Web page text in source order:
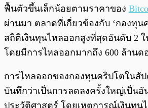
ฟื้นตัวขึ้นเล็กน้อยตามราคาของ
ผ่านมา ตลาดที่เกี่ยวข้องกับ ‘กองทุน
สถิติเงินทุนไหลออกสูงที่สุดอันดับ 2
โดยมีการไหลออกมากถึง 600 ล้านด
การไหลออกของกองทุนคริปโตในสั
บันทึกว่าเป็นการลดลงครั้งใหญ่เป็นอั
ประวัติศาสตร์ โดยเหตุการณ์เงินทุน